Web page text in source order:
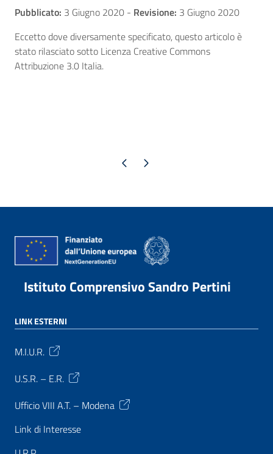
Pubblicato: 3 Giugno 2020 - Revisione: 3 Giugno 2020
Eccetto dove diversamente specificato, questo articolo è
stato rilasciato sotto Licenza Creative Commons
Attribuzione 3.0 Italia.
Pagina precedente
Pagina successiva
Istituto Comprensivo Sandro Pertini
LINK ESTERNI
M.I.U.R.
U.S.R. – E.R.
Ufficio VIII A.T. – Modena
Link di Interesse